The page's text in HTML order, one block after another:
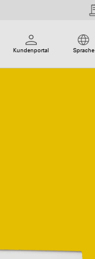
Kundenportal Sprache